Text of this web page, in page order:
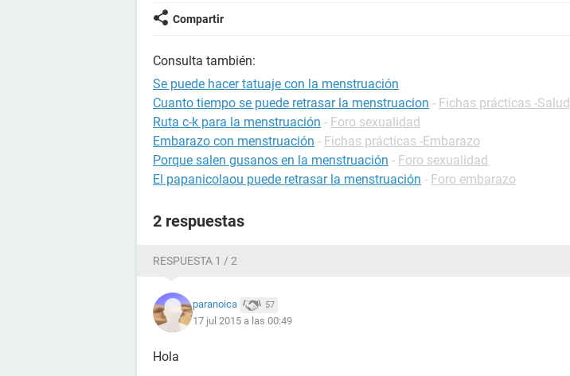
Compartir
Consulta también:
Se puede hacer tatuaje con la menstruación
Cuanto tiempo se puede retrasar la menstruacion - Fichas prácticas -Salud
Ruta c-k para la menstruación - Foro sexualidad
Embarazo con menstruación - Fichas prácticas -Embarazo
Porque salen gusanos en la menstruación - Foro sexualidad
El papanicolaou puede retrasar la menstruación - Foro embarazo
2 respuestas
RESPUESTA 1 / 2
paranoica 57
17 jul 2015 a las 00:49
Hola